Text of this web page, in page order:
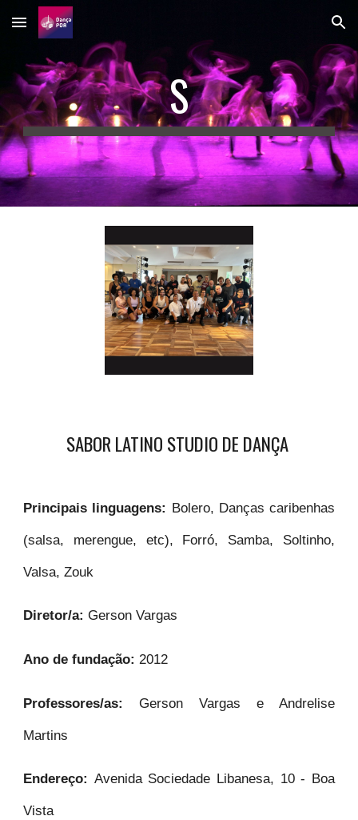
Skip to main content Skip to navigation
S
SABOR LATINO STUDIO DE DANÇA
Principais linguagens: Bolero, Danças caribenhas
(salsa, merengue, etc), Forró, Samba, Soltinho,
Valsa, Zouk
Diretor/a:Gerson Vargas
Ano de fundação:2012
Professores/as:Gerson Vargas e Andrelise
Martins
Endereço: Avenida Sociedade Libanesa, 10 - Boa
Vista